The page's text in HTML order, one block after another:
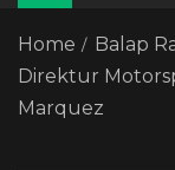
Home
Balap
Direktur
Marquez